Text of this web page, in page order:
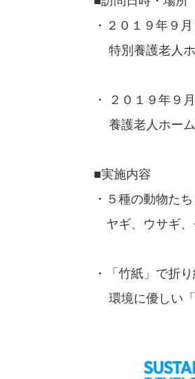
・２０１９年９
特別養護老人ホ
・ ２０１９年９
養護老人ホーム
■実施内容
・５種の動物た
ヤギ、ウサギ、
・「竹紙」で折
環境に優しい「